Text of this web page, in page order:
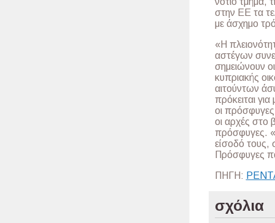
στην ΕΕ τα
με άσχημο
«Η
αστέγων
σημειώνουν
κυπριακής
αιτούντων
πρόκειται
οι πρόσφυγες
οι αρχές στο
πρόσφυγες.
είσοδό τους,
Πρόσφυγες
ΠΗΓΗ:
σχόλια